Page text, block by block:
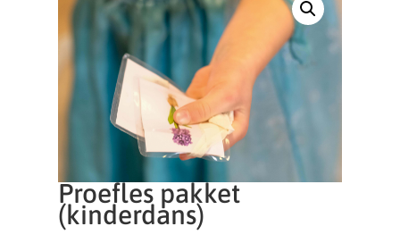
Proefles pakket
(kinderdans)